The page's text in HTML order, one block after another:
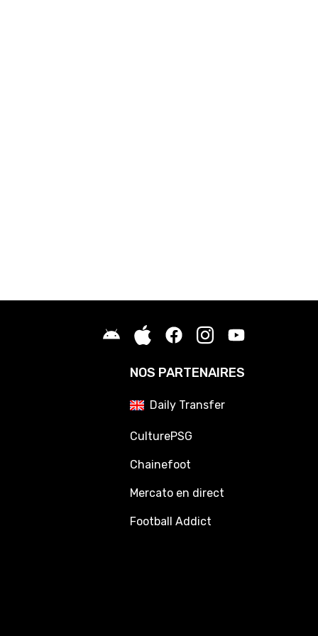
NOS PARTENAIRES
Daily Transfer
CulturePSG
Chainefoot
Mercato en direct
Football Addict